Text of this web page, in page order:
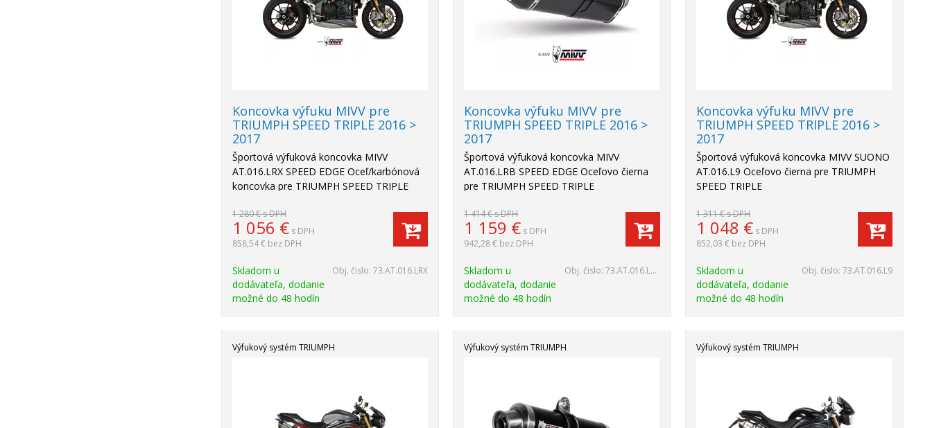
Koncovka výfuku MIVV pre
TRIUMPH SPEED TRIPLE 2016 >
2017
Športová výfuková koncovka MIVV
AT.016.LRX SPEED EDGE Oceľ/karbónová
koncovka pre TRIUMPH SPEED TRIPLE
1 280 €s DPH
1 056 € s DPH
858,54 € bez DPH
Skladom u
dodávateľa, dodanie
možné do 48 hodín
Obj. čislo:73.AT.016.LRX
Koncovka výfuku MIVV pre
TRIUMPH SPEED TRIPLE 2016 >
2017
Športová výfuková koncovka MIVV
AT.016.LRB SPEED EDGE Oceľovo čierna
pre TRIUMPH SPEED TRIPLE
1 414 €s DPH
1 159 € s DPH
942,28 € bez DPH
Skladom u
dodávateľa, dodanie
možné do 48 hodín
Obj. čislo: 73.AT.016.LRB
Koncovka výfuku MIVV pre
TRIUMPH SPEED TRIPLE 2016 >
2017
Športová výfuková koncovka MIVV SUONO
AT.016.L9 Oceľovo čierna pre TRIUMPH
SPEED TRIPLE
1 311 €s DPH
1 048 € s DPH
852,03 € bez DPH
Skladom u
dodávateľa, dodanie
možné do 48 hodín
Obj. čislo: 73.AT.016.L9
Výfukový systém TRIUMPH Výfukový systém TRIUMPH Výfukový systém TRIUMPH